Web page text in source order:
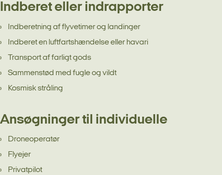
Indberet eller indrapporter
Indberetning af flyvetimer og landinger
Indberet en luftfartshændelse eller havari
Transport af farligt gods
Sammenstød med fugle og vildt
Kosmisk stråling
Ansøgninger til individuelle
Droneoperatør
Flyejer
Privatpilot